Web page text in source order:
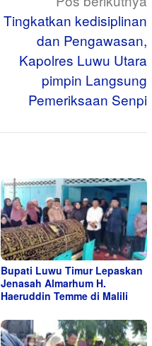
Tingkatkan kedisiplinan
dan Pengawasan,
Kapolres Luwu Utara
pimpin Langsung
Pemeriksaan Senpi
Bupati Luwu Timur Lepaskan
Jenasah Almarhum H.
Haeruddin Temme di Malili